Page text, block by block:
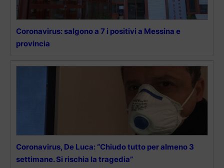
Coronavirus: salgono a 7 i positivi a Messina e
provincia
Coronavirus, De Luca: “Chiudo tutto per almeno 3
settimane. Si rischia la tragedia”